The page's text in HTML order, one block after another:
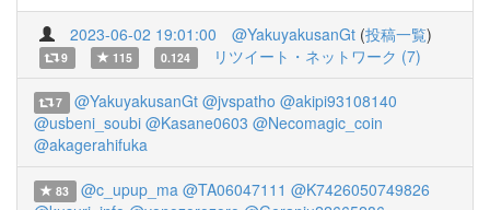
2023-06-02 19:01:00 @YakuyakusanGt (投稿一覧)
9 115 0.124 リツイート・ネットワーク (7)
7 @YakuyakusanGt @jvspatho @akipi93108140
@usbeni_soubi @Kasane0603 @Necomagic_coin
@akagerahifuka
83 @c_upup_ma @TA06047111 @K7426050749826